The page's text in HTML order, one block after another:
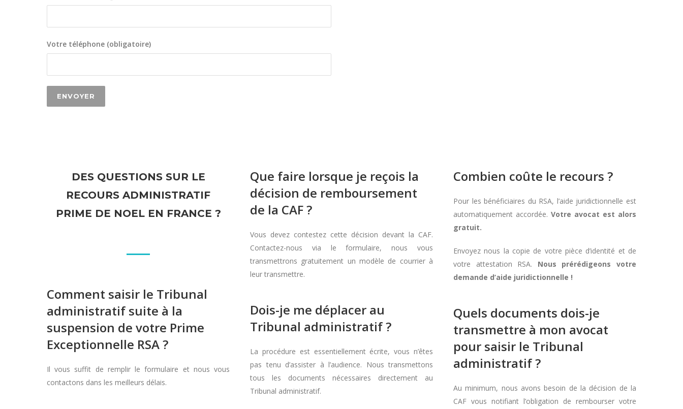
Votre téléphone (obligatoire)
DES QUESTIONS SUR LE
RECOURS ADMINISTRATIF
PRIME DE NOEL EN FRANCE ?
Comment saisir le Tribunal
administratif suite à la
suspension de votre Prime
Exceptionnelle RSA ?
Il vous suffit de remplir le formulaire et nous vous
contactons dans les meilleurs délais.
Que faire lorsque je reçois la
décision de remboursement
de la CAF ?
Vous devez contestez cette décision devant la CAF.
Contactez-nous via le formulaire, nous vous
transmettrons gratuitement un modèle de courrier à
leur transmettre.
Dois-je me déplacer au
Tribunal administratif ?
La procédure est essentiellement écrite, vous n’êtes
pas tenu d’assister à l’audience. Nous transmettons
tous les documents nécessaires directement au
Tribunal administratif.
Combien coûte le recours ?
Pour les bénéficiaires du RSA, l’aide juridictionnelle est
automatiquement accordée. Votre avocat est alors
gratuit.
Envoyez nous la copie de votre pièce d’identité et de
votre attestation RSA. Nous prérédigeons votre
demande d’aide juridictionnelle !
Quels documents dois-je
transmettre à mon avocat
pour saisir le Tribunal
administratif ?
Au minimum, nous avons besoin de la décision de la
CAF vous notifiant l’obligation de rembourser votre